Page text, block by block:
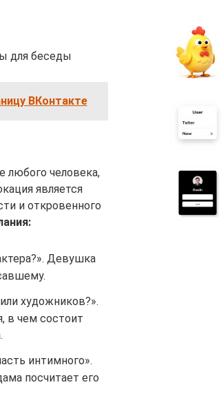
для беседы
ВКонтакте
человека,
является
и откровенного
Девушка
художников?».
в чем состоит
интимного».
посчитает его